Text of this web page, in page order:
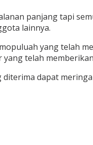
panjang tapi
lainnya.
yang telah
telah
dapat